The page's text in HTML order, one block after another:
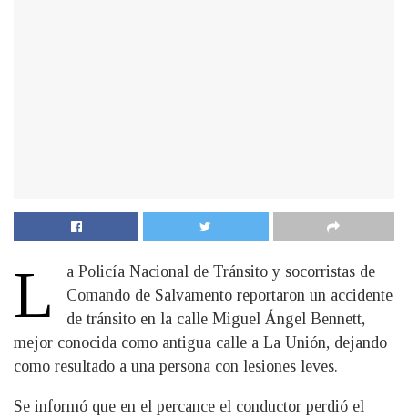
L
a Policía Nacional de Tránsito y socorristas de
Comando de Salvamento reportaron un accidente
de tránsito en la calle Miguel Ángel Bennett,
mejor conocida como antigua calle a La Unión, dejando
como resultado a una persona con lesiones leves.
Se informó que en el percance el conductor perdió el